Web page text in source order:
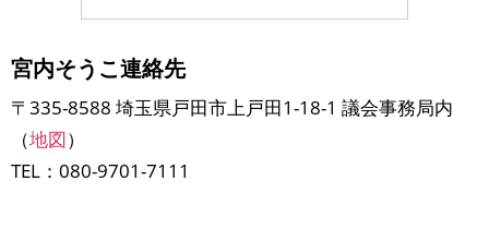
宮内そうこ連絡先
〒335-8588 埼玉県戸田市上戸田1-18-1 議会事務局内
（地図）
TEL：080-9701-7111